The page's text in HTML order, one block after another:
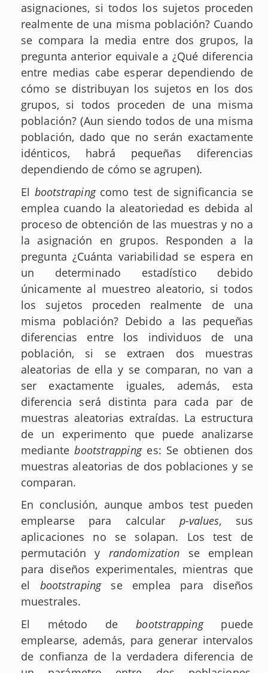
asignaciones, si todos los sujetos proceden
realmente de una misma población? Cuando
se compara la media entre dos grupos, la
pregunta anterior equivale a ¿Qué diferencia
entre medias cabe esperar dependiendo de
cómo se distribuyan los sujetos en los dos
grupos, si todos proceden de una misma
población? (Aun siendo todos de una misma
población, dado que no serán exactamente
idénticos, habrá pequeñas diferencias
dependiendo de cómo se agrupen).
El bootstrapingcomo test de significancia se
emplea cuando la aleatoriedad es debida al
proceso de obtención de las muestras y no a
la asignación en grupos. Responden a la
pregunta ¿Cuánta variabilidad se espera en
un determinado estadístico debido
únicamente al muestreo aleatorio, si todos
los sujetos proceden realmente de una
misma población? Debido a las pequeñas
diferencias entre los individuos de una
población, si se extraen dos muestras
aleatorias de ella y se comparan, no van a
ser exactamente iguales, además, esta
diferencia será distinta para cada par de
muestras aleatorias extraídas. La estructura
de un experimento que puede analizarse
mediantebootstrappinges: Se obtienen dos
muestras aleatorias de dos poblaciones y se
comparan.
En conclusión, aunque ambos test pueden
emplearse para calcular p-values, sus
aplicaciones no se solapan. Los test de
permutación y randomization se emplean
para diseños experimentales, mientras que
el bootstrapingse emplea para diseños
muestrales.
El método debootstrappingpuede
emplearse, además, para generar intervalos
de confianza de la verdadera diferencia de